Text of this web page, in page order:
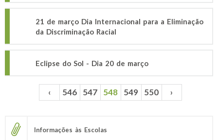
21 de março Dia Internacional para a Eliminação
da Discriminação Racial
Eclipse do Sol - Dia 20 de março
Páginas ‹ 546 547 548 549 550 ›
Informações às Escolas